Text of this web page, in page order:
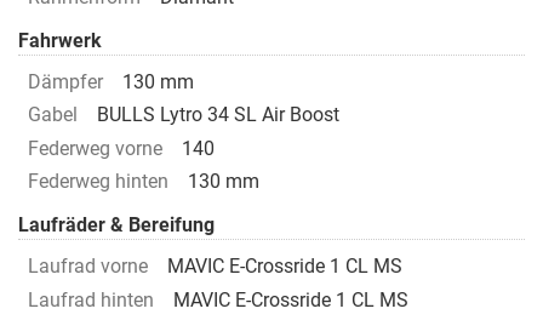
Fahrwerk
Dämpfer
130 mm
Gabel
BULLS Lytro 34 SL Air Boost
Federweg vorne
140
Federweg hinten
130 mm
Laufräder & Bereifung
Laufrad vorne
MAVIC E-Crossride 1 CL MS
Laufrad hinten
MAVIC E-Crossride 1 CL MS